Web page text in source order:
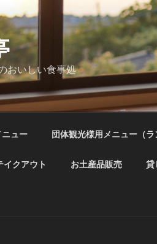
おいしい食事処
ニュー 団体観光様用メニュー（
イクアウト お土産品販売 貸